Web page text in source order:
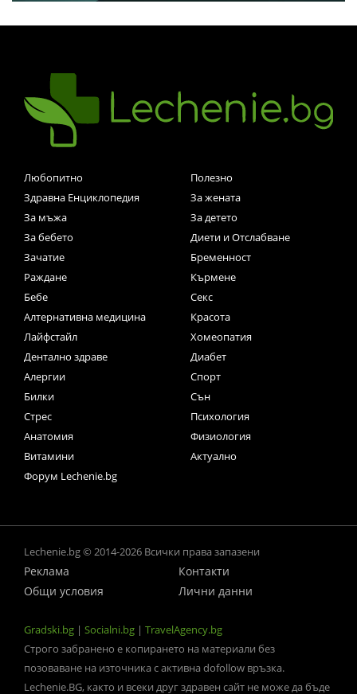
Любопитно
Полезно
Здравна Енциклопедия
За жената
За мъжа
За детето
За бебето
Диети и Отслабване
Зачатие
Бременност
Раждане
Кърмене
Бебе
Секс
Алтернативна медицина
Красота
Лайфстайл
Хомеопатия
Дентално здраве
Диабет
Алергии
Спорт
Билки
Сън
Стрес
Психология
Анатомия
Физиология
Витамини
Актуално
Форум Lechenie.bg
Lechenie.bg © 2014-2026 Всички права запазени
Реклама
Контакти
Общи условия
Лични данни
Gradski.bg | Socialni.bg | TravelAgency.bg
Строго забранено е копирането на материали без
позоваване на източника с активна dofollow връзка.
Lechenie.BG, както и всеки друг здравен сайт не може да бъде